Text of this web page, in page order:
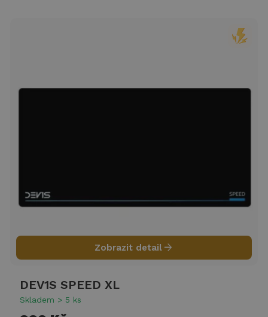
Zobrazit detailarrow_forward
DEV1S SPEED XL
Skladem > 5 ks